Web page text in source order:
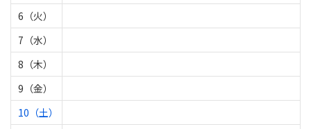
6（火）
7（水）
8（木）
9（金）
10（土）